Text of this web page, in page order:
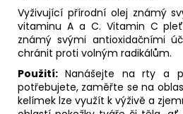
Vyživující přírodní olej známý
vitaminu A a C. Vitamin C
známý svými antioxidačními
chránit proti volným radikálům.
Použití: Nanášejte na rty a
potřebujete, zaměřte se na
kelímek lze využít k výživě a